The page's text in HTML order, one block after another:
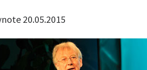
20.05.2015